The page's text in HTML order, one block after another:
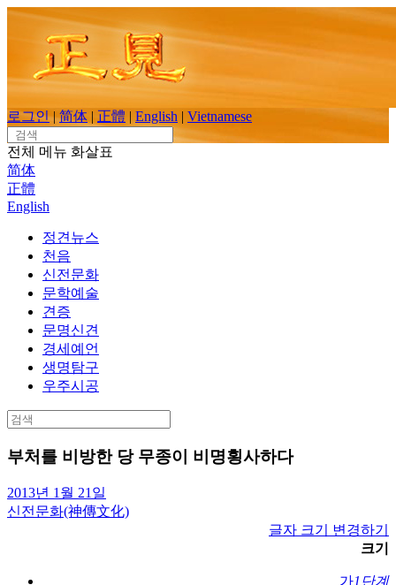
Skip
content
로그인 | 简体 | 正體 | English | Vietnamese
Search
for:
전체 메뉴 화살표
简体
正體
English
정견뉴스
천음
신전문화
문학예술
견증
문명신견
경세예언
생명탐구
우주시공
Search
for:
부처를 비방한 당 무종이 비명횡사하다
2013년 1월 21일
신전문화(神傳文化)
글자 크기 변경하기
크기
가1단계